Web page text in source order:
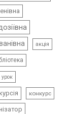
акція
урок
конкурс